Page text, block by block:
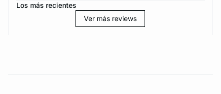
Los más recientes
Ver más reviews